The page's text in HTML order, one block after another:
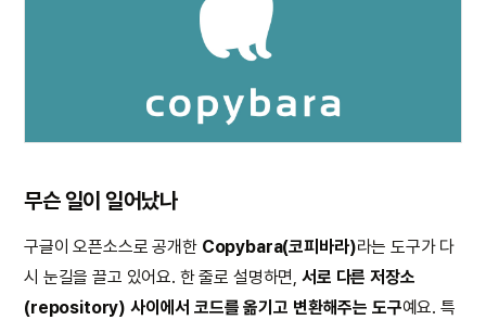
무슨 일이 일어났나
구글이 오픈소스로 공개한 Copybara(코피바라)라는 도구가 다
시 눈길을 끌고 있어요. 한 줄로 설명하면, 서로 다른 저장소
(repository) 사이에서 코드를 옮기고 변환해주는 도구예요. 특